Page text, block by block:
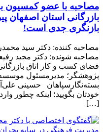
مصاحبه با عضو کمسیون
بازرگانی استان اصفهان
بازنگری جدی است!
مصاحبه کننده: دکتر سید
مصاحبه شونده: دکتر مجید
فضای کسب و کار اتاق
پژوهشگر؛ ‌مدیرمسئول
بسته‌نگارسپاهان حسینی
خودتان بگویید؛ اینکه چطور
[…]